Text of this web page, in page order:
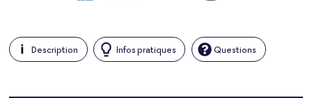
Description Infos pratiques Questions